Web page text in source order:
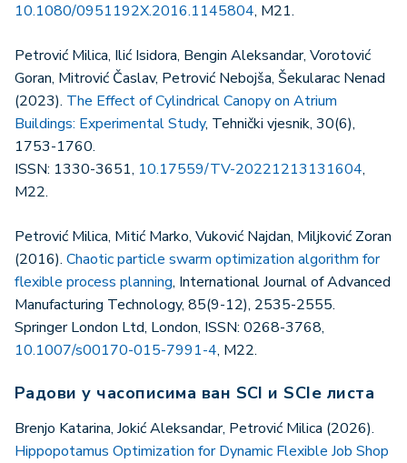
10.1080/0951192X.2016.1145804, M21.
Petrović Milica, Ilić Isidora, Bengin Aleksandar, Vorotović
Goran, Mitrović Časlav, Petrović Nebojša, Šekularac Nenad
(2023). The Effect of Cylindrical Canopy on Atrium
Buildings: Experimental Study, Tehnički vjesnik, 30(6),
1753-1760.
ISSN: 1330-3651, 10.17559/TV-20221213131604,
M22.
Petrović Milica, Mitić Marko, Vuković Najdan, Miljković Zoran
(2016). Chaotic particle swarm optimization algorithm for
flexible process planning, International Journal of Advanced
Manufacturing Technology, 85(9-12), 2535-2555.
Springer London Ltd, London, ISSN: 0268-3768,
10.1007/s00170-015-7991-4, M22.
Радови у часописима ван SCI и SCIe листа
Brenjo Katarina, Jokić Aleksandar, Petrović Milica (2026).
Hippopotamus Optimization for Dynamic Flexible Job Shop